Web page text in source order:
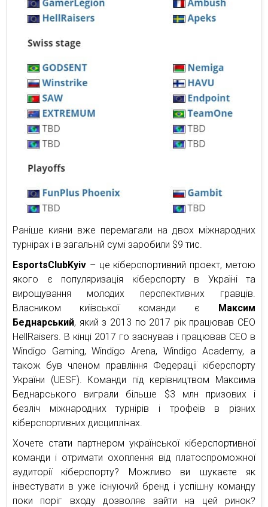
Раніше кияни вже перемагали на двох міжнародних
турнірах і в загальній сумі заробили $9 тис.
EsportsClubKyiv – це кіберспортивний проект, метою
якого є популяризація кіберспорту в Україні та
вирощування молодих перспективних гравців.
Власником київської команди є Максим
Беднарський, який з 2013 по 2017 рік працював CEO
HellRaisers. В кінці 2017 го заснував і працював CEO в
Windigo Gaming, Windigo Arena, Windigo Academy, а
також був членом правління Федерації кіберспорту
України (UESF). Команди під керівництвом Максима
Беднарського виграли більше $3 млн призових і
безліч міжнародних турнірів і трофеїв в різних
кіберспортивних дисциплінах.
Хочете стати партнером української кіберспортивної
команди і отримати охоплення від платоспроможної
аудиторії кіберспорту? Можливо ви шукаєте як
інвестувати в уже існуючий бренд і успішну команду
поки поріг входу дозволяє зайти на цей ринок?